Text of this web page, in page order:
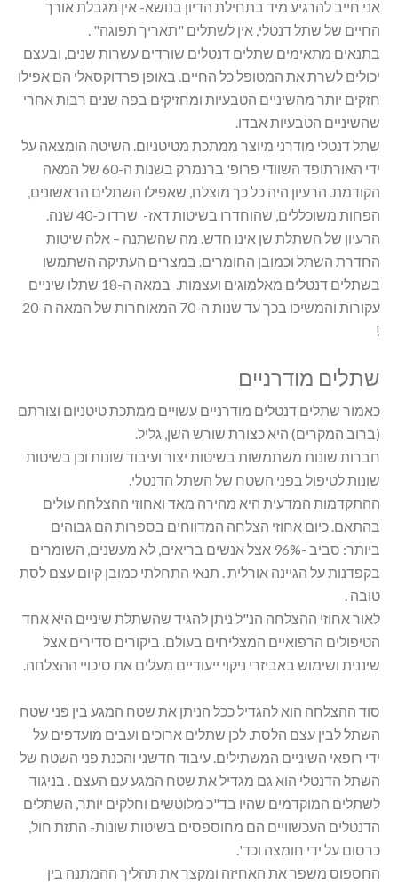
אני חייב להרגיע מיד בתחילת הדיון בנושא- אין מגבלת אורך
החיים של שתל דנטלי, אין לשתלים "תאריך תפוגה" .
בתנאים מתאימים שתלים דנטלים שורדים עשרות שנים, ובעצם
יכולים לשרת את המטופל כל החיים. באופן פרדוקסאלי הם אפילו
חזקים יותר מהשיניים הטבעיות ומחזיקים בפה שנים רבות אחרי
שהשיניים הטבעיות אבדו.
שתל דנטלי מודרני מיוצר ממתכת מטיטניום. השיטה הומצאה על
ידי האורתופד השוודי פרופ' ברנמרק בשנות ה-60 של המאה
הקודמת. הרעיון היה כל כך מוצלח, שאפילו השתלים הראשונים,
הפחות משוכללים, שהוחדרו בשיטות דאז- שרדו כ-40 שנה.
הרעיון של השתלת שן אינו חדש. מה שהשתנה – אלה שיטות
החדרת השתל וכמובן החומרים. במצרים העתיקה השתמשו
בשתלים דנטלים מאלמוגים ועצמות. במאה ה-18 שתלו שיניים
עקורות והמשיכו בכך עד שנות ה-70 המאוחרות של המאה ה-20
!
שתלים מודרניים
כאמור שתלים דנטלים מודרניים עשויים ממתכת טיטניום וצורתם
(ברוב המקרים) היא כצורת שורש השן, גליל.
חברות שונות משתמשות בשיטות יצור ועיבוד שונות וכן בשיטות
שונות לטיפול בפני השטח של השתל הדנטלי.
ההתקדמות המדעית היא מהירה מאד ואחוזי ההצלחה עולים
בהתאם. כיום אחוזי הצלחה המדווחים בספרות הם גבוהים
ביותר: סביב -96% אצל אנשים בריאים, לא מעשנים, השומרים
בקפדנות על הגיינה אורלית . תנאי התחלתי כמובן קיום עצם לסת
טובה .
לאור אחוזי ההצלחה הנ"ל ניתן להגיד שהשתלת שיניים היא אחד
הטיפולים הרפואיים המצליחים בעולם. ביקורים סדירים אצל
שיננית ושימוש באביזרי ניקוי ייעודיים מעלים את סיכויי ההצלחה.
סוד ההצלחה הוא להגדיל ככל הניתן את שטח המגע בין פני שטח
השתל לבין עצם הלסת. לכן שתלים ארוכים ועבים מועדפים על
ידי רופאי השיניים המשתילים. עיבוד חדשני והכנת פני השטח של
השתל הדנטלי הוא גם מגדיל את שטח המגע עם העצם . בניגוד
לשתלים המוקדמים שהיו בד"כ מלוטשים וחלקים יותר, השתלים
הדנטלים העכשוויים הם מחוספסים בשיטות שונות- התזת חול,
כרסום על ידי חומצה וכד'.
החספוס משפר את האחיזה ומקצר את תהליך ההמתנה בין